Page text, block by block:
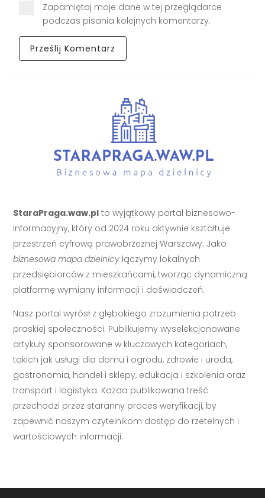
Zapamiętaj moje dane w tej przeglądarce
podczas pisania kolejnych komentarzy.
StaraPraga.waw.pl to wyjątkowy portal biznesowo-
informacyjny, który od 2024 roku aktywnie kształtuje
przestrzeń cyfrową prawobrzeżnej Warszawy. Jako
biznesowa mapa dzielnicy łączymy lokalnych
przedsiębiorców z mieszkańcami, tworząc dynamiczną
platformę wymiany informacji i doświadczeń.
Nasz portal wyrósł z głębokiego zrozumienia potrzeb
praskiej społeczności. Publikujemy wyselekcjonowane
artykuły sponsorowane w kluczowych kategoriach,
takich jak usługi dla domu i ogrodu, zdrowie i uroda,
gastronomia, handel i sklepy, edukacja i szkolenia oraz
transport i logistyka. Każda publikowana treść
przechodzi przez staranny proces weryfikacji, by
zapewnić naszym czytelnikom dostęp do rzetelnych i
wartościowych informacji.